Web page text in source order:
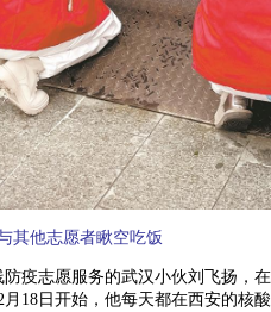
他志愿者瞅空吃饭
疫志愿服务的武汉小伙刘飞扬，在
18日开始，他每天都在西安的核酸